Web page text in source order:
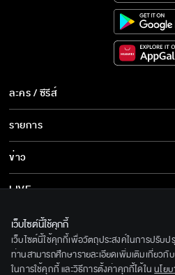
ละคร / ซีรีส์
ละคร/ซีรีส์
ซีรีส์นานาชาติ
การ์ตูน & เกม
รายการ
รายการทั้งหมด
ข่าว
ข่าวทั้งหมด
ข่าวประชาสัมพันธ์
LIVE
เกี่ยวกับเรา
BEC World
รู้จักเรา
ติดตามเราได้ที่
เว็บไซต์นี้ใช้คุกกี้
เว็บไซต์นี้ใช้คุกกี้เพื่อวัตถุประสงค์ในการปรับ
ท่านสามารถศึกษารายละเอียดเพิ่มเติมเกี่ยวกั
ในการใช้คุกกี้ และวิธีการตั้งค่าคุกกี้ได้ใน นโย